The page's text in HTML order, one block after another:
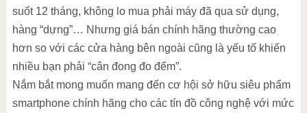
suốt 12 tháng, không lo mua phải máy đã qua sử dụng,
hàng “dựng”… Nhưng giá bán chính hãng thường cao
hơn so với các cửa hàng bên ngoài cũng là yếu tố khiến
nhiều bạn phải “cân đong đo đếm”.
Nắm bắt mong muốn mang đến cơ hội sở hữu siêu phẩm
smartphone chính hãng cho các tín đồ công nghệ với mức